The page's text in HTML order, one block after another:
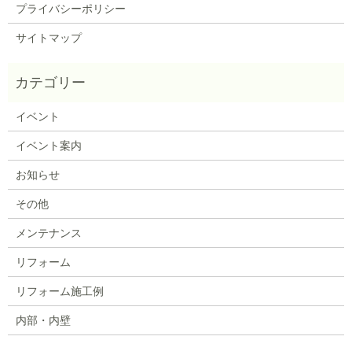
プライバシーポリシー
サイトマップ
イベント
イベント案内
お知らせ
その他
メンテナンス
リフォーム
リフォーム施工例
内部・内壁